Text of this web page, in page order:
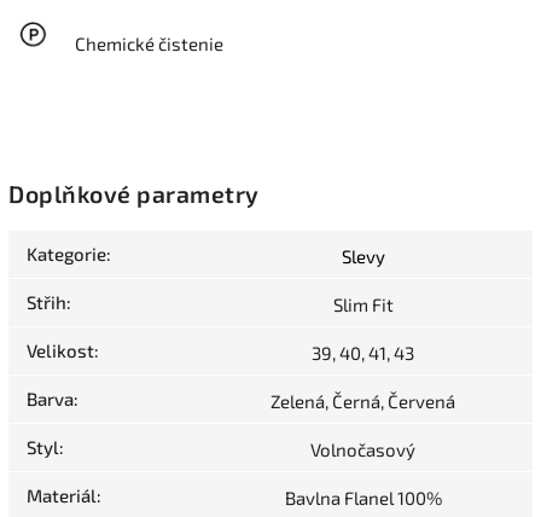
Chemické čistenie
Doplňkové parametry
Kategorie: Slevy
Střih: Slim Fit
Velikost: 39, 40, 41, 43
Barva: Zelená, Černá, Červená
Styl: Volnočasový
Materiál: Bavlna Flanel 100%